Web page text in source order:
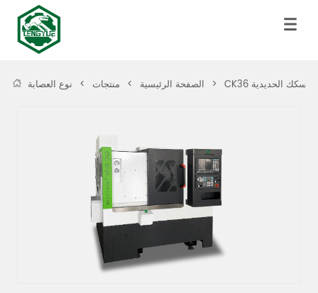
الصفحة الرئيسية > منتجات > نوع العصابة >